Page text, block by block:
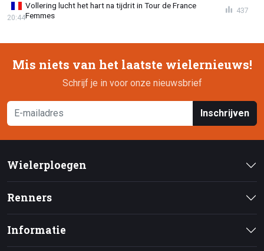
Vollering lucht het hart na tijdrit in Tour de France
Femmes
20:44
437
Mis niets van het laatste wielernieuws!
Schrijf je in voor onze nieuwsbrief
Inschrijven
Wielerploegen
Renners
Informatie